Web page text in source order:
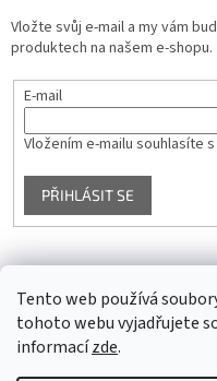
Tento web používá
tohoto webu vyjadřujete
informacízde.
Vložte svůj e-mail a my vám
produktech na našem e-shopu.
E-mail
Vložením e-mailu souhlasíte s
PŘIHLÁSIT SE